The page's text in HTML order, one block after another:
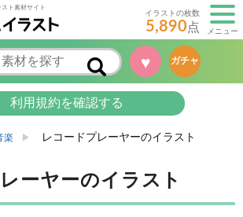
ト素材サイト
イラストの枚数
5,890点 メニュー
♥ ガチャ
利用規約を確認する
楽 レコードプレーヤーのイラスト
ーヤーのイラスト